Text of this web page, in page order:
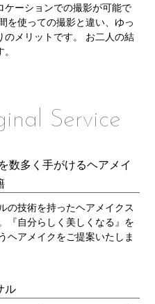
ケーションでの撮影が可能で
を使っての撮影と違い、ゆっ
のメリットです。 お二人の結
Service
数多く手がけるヘアメイ
の技術を持ったヘアメイクス
『自分らしく美しくなる』を
ヘアメイクをご提案いたしま
ル